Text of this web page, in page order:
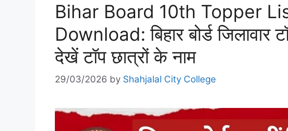
Bihar Board 10th Topper
Download: बिहार बोर्ड जिलावार
देखें टॉप छात्रों के नाम
29/03/2026 by Shahjalal City College